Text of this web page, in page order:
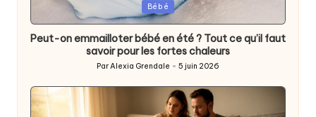
Posted
Bébé
Peut-on emmailloter bébé en été ? Tout ce qu’il faut
savoir pour les fortes chaleurs
Posted
Par Alexia Grendale 5 juin 2026